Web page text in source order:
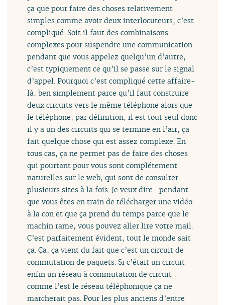
ça que pour faire des choses relativement
simples comme avoir deux interlocuteurs, c’est
compliqué. Soit il faut des combinaisons
complexes pour suspendre une communication
pendant que vous appelez quelqu’un d’autre,
c’est typiquement ce qu’il se passe sur le signal
d’appel. Pourquoi c’est compliqué cette affaire-
là, ben simplement parce qu’il faut construire
deux circuits vers le même téléphone alors que
le téléphone, par définition, il est tout seul donc
il y a un des circuits qui se termine en l’air, ça
fait quelque chose qui est assez complexe. En
tous cas, ça ne permet pas de faire des choses
qui pourtant pour vous sont complétement
naturelles sur le web, qui sont de consulter
plusieurs sites à la fois. Je veux dire : pendant
que vous êtes en train de télécharger une vidéo
à la con et que ça prend du temps parce que le
machin rame, vous pouvez aller lire votre mail.
C’est parfaitement évident, tout le monde sait
ça. Ça, ça vient du fait que c’est un circuit de
commutation de paquets. Si c’était un circuit
enfin un réseau à commutation de circuit
comme l’est le réseau téléphonique ça ne
marcherait pas. Pour les plus anciens d’entre